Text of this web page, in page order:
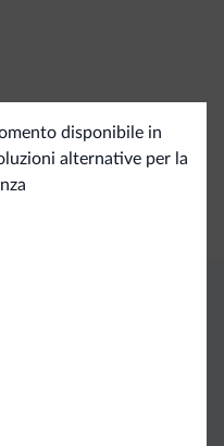
disponibile in
alternative per la